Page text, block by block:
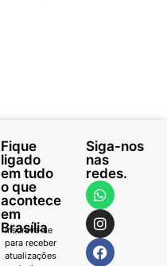
Fique
ligado
em tudo
o que
acontece
em
Brasília
Inscreva-se
para receber
atualizações
Siga-nos
nas
redes.